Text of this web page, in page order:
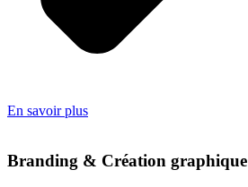
En savoir plus
Branding & Création graphique